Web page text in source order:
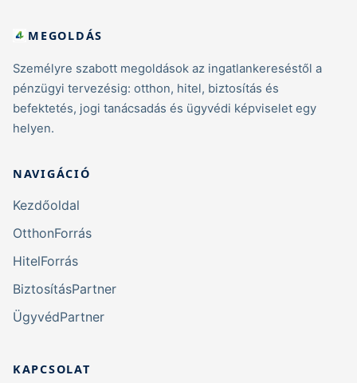
MEGOLDÁS
Személyre szabott megoldások az ingatlankereséstől a
pénzügyi tervezésig: otthon, hitel, biztosítás és
befektetés, jogi tanácsadás és ügyvédi képviselet egy
helyen.
NAVIGÁCIÓ
Kezdőoldal
OtthonForrás
HitelForrás
BiztosításPartner
ÜgyvédPartner
KAPCSOLAT